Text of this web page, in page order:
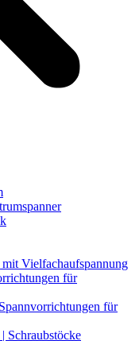
Vielfachaufspannung
für
für
Schraubstöcke